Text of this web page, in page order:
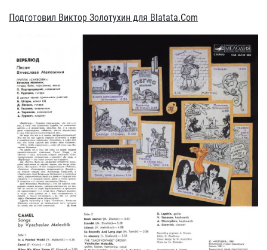
Подготовил Виктор Золотухин для Blatata.Com